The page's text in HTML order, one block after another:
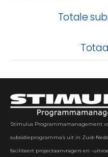
Totale
Stimulus Programmamanagement
subsidieprogramma’s uit in Zuid-
faciliteert projectaanvragers en -